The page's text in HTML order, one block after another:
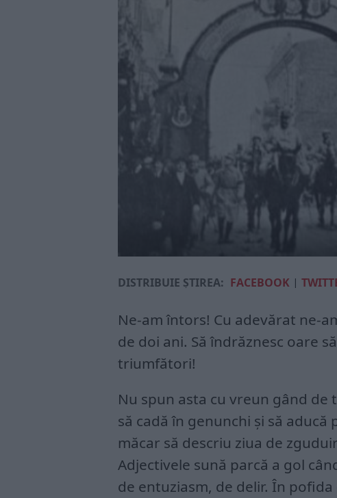
DISTRIBUIE ȘTIREA: FACEBOOK |
Ne-am întors! Cu adevărat ne-
de doi ani. Să îndrăznesc oare
triumfători!
Nu spun asta cu vreun gând de
să cadă în genunchi și să
măcar să descriu ziua de
Adjectivele sună parcă a gol
de entuziasm, de delir. În